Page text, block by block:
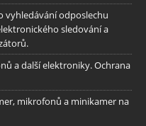
vyhledávání odposlechu
sledování a
a další elektroniky. Ochrana
mikrofonů a minikamer na